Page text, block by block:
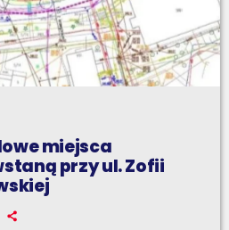
miejsca
przy ul. Zofii